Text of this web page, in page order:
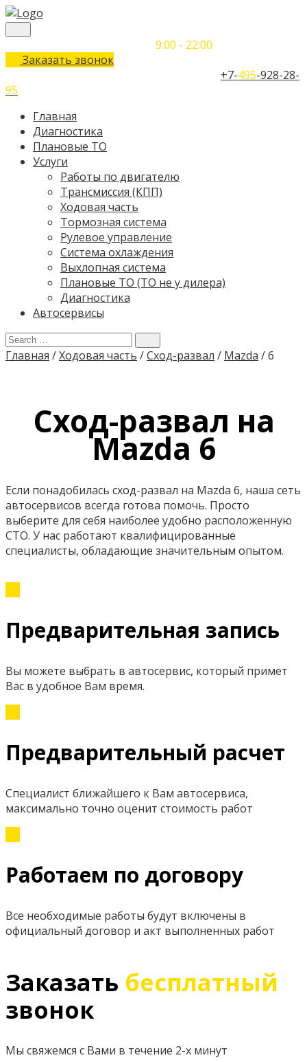
9:00 - 22:00
Заказать звонок
+7-495-928-28-
95
Главная
Диагностика
Плановые ТО
Услуги
Работы по двигателю
Трансмиссия (КПП)
Ходовая часть
Тормозная система
Рулевое управление
Система охлаждения
Выхлопная система
Плановые ТО (ТО не у дилера)
Диагностика
Автосервисы
Главная /Ходовая часть /Сход-развал / Mazda /6
Сход-развал на
Mazda 6
Если понадобилась сход-развал на Mazda 6, наша сеть
автосервисов всегда готова помочь. Просто
выберите для себя наиболее удобно расположенную
СТО. У нас работают квалифицированные
специалисты, обладающие значительным опытом.
Предварительная запись
Вы можете выбрать в автосервис, который примет
Вас в удобное Вам время.
Предварительный расчет
Специалист ближайшего к Вам автосервиса,
максимально точно оценит стоимость работ
Работаем по договору
Все необходимые работы будут включены в
официальный договор и акт выполненных работ
Заказать бесплатный
звонок
Мы свяжемся с Вами в течение 2-х минут